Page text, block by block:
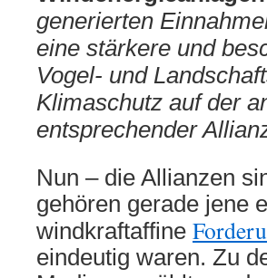
generierten
eine stärkere und
Vogel- und
Klimaschutz auf der
entsprechender
Nun – die Allianzen
gehören gerade jene
windkraftaffine
eindeutig waren. Zu